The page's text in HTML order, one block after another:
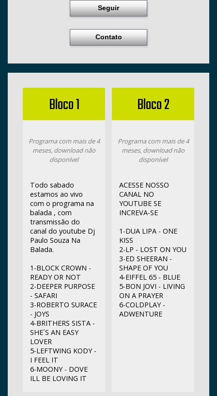
Seguir
Contato
Bloco 1
Programa com mais de 4
meses, download não
disponível
Todo sabado
estamos ao vivo
com o programa na
balada , com
transmissão do
canal do youtube Dj
Paulo Souza Na
Balada.
1-BLOCK CROWN -
READY OR NOT
2-DEEPER PURPOSE
- SAFARI
3-ROBERTO SURACE
- JOYS
4-BRITHERS SISTA -
SHE´S AN EASY
LOVER
5-LEFTWING KODY -
I FEEL IT
6-MOONY - DOVE
ILL BE LOVING IT
Bloco 2
Programa com mais de 4
meses, download não
disponível
ACESSE NOSSO
CANAL NO
YOUTUBE SE
INCREVA-SE
1-DUA LIPA - ONE
KISS
2-LP - LOST ON YOU
3-ED SHEERAN -
SHAPE OF YOU
4-EIFFEL 65 - BLUE
5-BON JOVI - LIVING
ON A PRAYER
6-COLDPLAY -
ADWENTURE